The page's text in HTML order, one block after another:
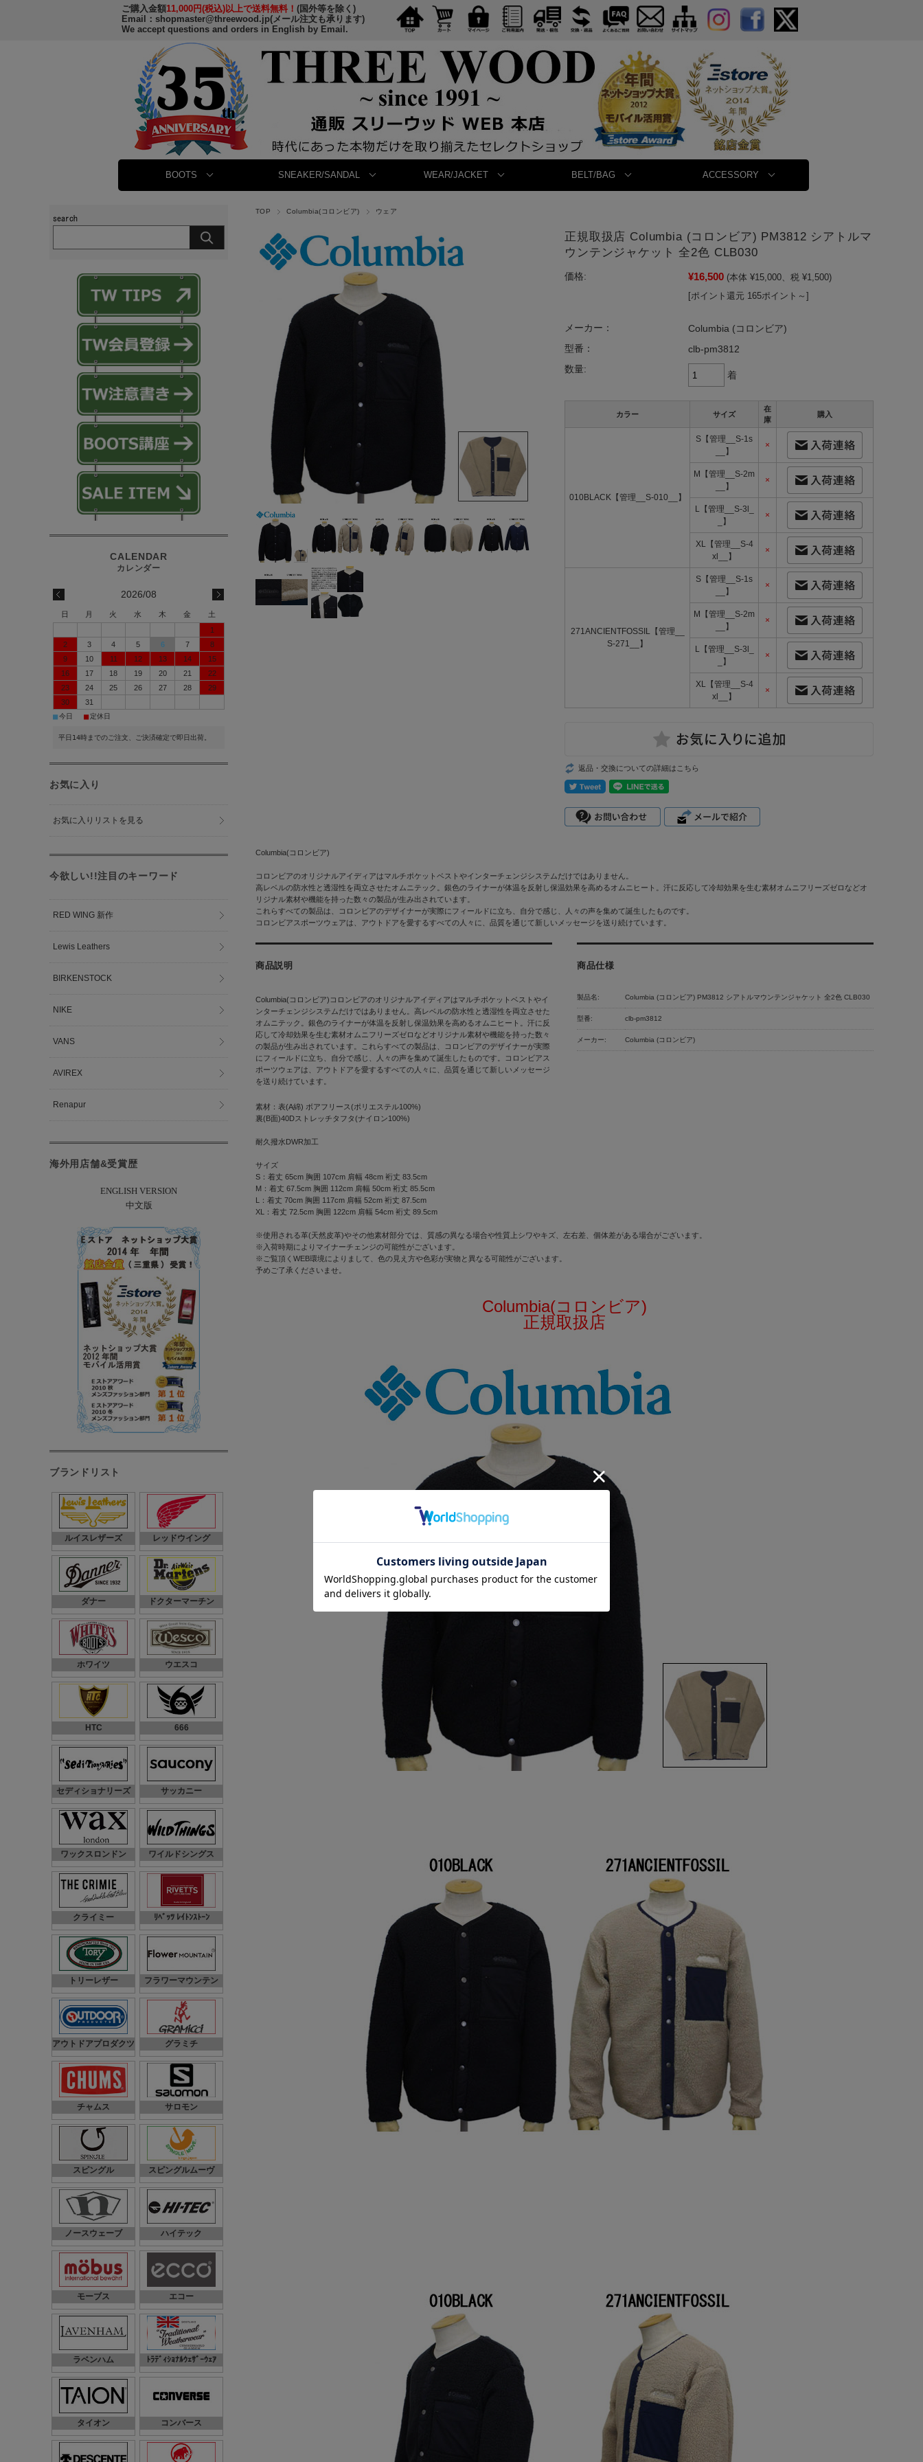
ご購入金額11,000円(税込)以上で送料無料！ (国外等を除く)
Email： shopmaster@threewood.jp(メール注文も承ります)
We accept questions and orders in English by Email.
BOOTS SNEAKER/SANDAL WEAR/JACKET BELT/BAG ACCESSORY
TOP Columbia(コロンビア) ウェア
正規取扱店 Columbia (コロンビア) PM3812 シアトルマ
ウンテンジャケット 全2色 CLB030
価格: ¥16,500 (本体 ¥15,000、税 ¥1,500)
[ポイント還元 165ポイント～]
メーカー：
Columbia (コロンビア)
型番：
clb-pm3812
数量:
着
カラー サイズ
在
庫
購入
010BLACK【管理__S-010__】
S【管理__S-1s
__】
×
M【管理__S-2m
__】
×
L【管理__S-3l_
_】
×
XL【管理__S-4
xl__】
×
271ANCIENTFOSSIL【管理__
S-271__】
S【管理__S-1s
__】
×
M【管理__S-2m
__】
×
L【管理__S-3l_
_】
×
XL【管理__S-4
xl__】
×
返品・交換についての詳細はこちら
Columbia(コロンビア)
コロンビアのオリジナルアイディアはマルチポケットベストやインターチェンジシステムだけではありません。
高レベルの防水性と透湿性を両立させたオムニテック。銀色のライナーが体温を反射し保温効果を高めるオムニヒート。汗に反応して冷却効果を生む素材オムニフリーズゼロなどオ
リジナル素材や機能を持った数々の製品が生み出されています。
これらすべての製品は、コロンビアのデザイナーが実際にフィールドに立ち、自分で感じ、人々の声を集めて誕生したものです。
コロンビアスポーツウェアは、アウトドアを愛するすべての人々に、品質を通じて新しいメッセージを送り続けています。
商品説明
Columbia(コロンビア)コロンビアのオリジナルアイディアはマルチポケットベストやイ
ンターチェンジシステムだけではありません。高レベルの防水性と透湿性を両立させた
オムニテック。銀色のライナーが体温を反射し保温効果を高めるオムニヒート。汗に反
応して冷却効果を生む素材オムニフリーズゼロなどオリジナル素材や機能を持った数々
の製品が生み出されています。これらすべての製品は、コロンビアのデザイナーが実際
にフィールドに立ち、自分で感じ、人々の声を集めて誕生したものです。コロンビアス
ポーツウェアは、アウトドアを愛するすべての人々に、品質を通じて新しいメッセージ
を送り続けています。
商品仕様
製品名: Columbia (コロンビア) PM3812 シアトルマウンテンジャケット 全2色 CLB030
型番: clb-pm3812
メーカー: Columbia (コロンビア)
素材：表(A綿) ボアフリース(ポリエステル100%)
裏(B面)40Dストレッチタフタ(ナイロン100%)
耐久撥水DWR加工
サイズ
S：着丈 65cm 胸囲 107cm 肩幅 48cm 裄丈 83.5cm
M：着丈 67.5cm 胸囲 112cm 肩幅 50cm 裄丈 85.5cm
L：着丈 70cm 胸囲 117cm 肩幅 52cm 裄丈 87.5cm
XL：着丈 72.5cm 胸囲 122cm 肩幅 54cm 裄丈 89.5cm
※使用される革(天然皮革)やその他素材部分では、質感の異なる場合や性質上シワやキズ、左右差、個体差がある場合がございます。
※入荷時期によりマイナーチェンジの可能性がございます。
※ご覧頂くWEB環境によりまして、色の見え方や色彩が実物と異なる可能性がございます。
予めご了承くださいませ。
Columbia(コロンビア)
正規取扱店
2026/08
日 月 火 水 木 金
土
1
2
3 4 5 6 7
8
9
10 11 12 13 14
15
16
17 18 19 20 21
22
23
24 25 26 27 28
29
30
31
■今日 ■ 定休日
平日14時までのご注文、ご決済確定で即日出荷。
お気に入り
お気に入りリストを見る
今欲しい!!注目のキーワード
RED WING 新作
Lewis Leathers
BIRKENSTOCK
NIKE
VANS
AVIREX
Renapur
海外用店舗&受賞歴
ENGLISH VERSION
中文版
ブランドリスト
ルイスレザーズ レッドウイング
ダナー ドクターマーチン
ホワイツ ウエスコ
HTC 666
セディショナリーズ サッカニー
ワックスロンドン ワイルドシングス
クライミー ﾘﾍﾞｯﾂ ﾚｲﾄﾝｽﾄｰﾝ
トリーレザー フラワーマウンテン
アウトドアプロダクツ グラミチ
チャムス サロモン
スピングル スピングルムーヴ
ノースウェーブ ハイテック
モーブス エコー
ラベンハム ﾄﾗﾃﾞｨｼｮﾅﾙｳｪｻﾞｰｳｪｱ
タイオン コンバース